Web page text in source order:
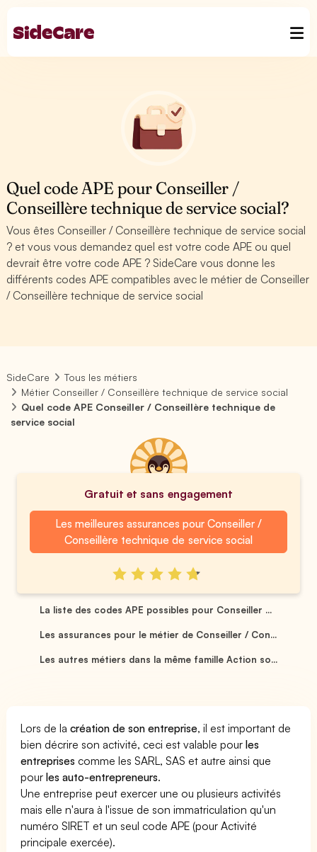
Quel code APE pour Conseiller /
Conseillère technique de service social?
Vous êtes Conseiller / Conseillère technique de service social
? et vous vous demandez quel est votre code APE ou quel
devrait être votre code APE ? SideCare vous donne les
différents codes APE compatibles avec le métier de Conseiller
/ Conseillère technique de service social
SideCare
Tous les métiers
Métier Conseiller / Conseillère technique de service social
Quel code APE Conseiller / Conseillère technique de
service social
Gratuit et sans engagement
Les meilleures assurances pour Conseiller /
Conseillère technique de service social
La liste des codes APE possibles pour Conseiller ...
Les assurances pour le métier de Conseiller / Con...
Les autres métiers dans la même famille Action so...
Lors de lacréation de son entreprise, il est important de
bien décrire son activité, ceci est valable pourles
entreprises comme les SARL, SAS et autre ainsi que
pourles auto-entrepreneurs.
Une entreprise peut exercer une ou plusieurs activités
mais elle n'aura à l'issue de son immatriculation qu'un
numéro SIRET et un seul code APE (pour Activité
principale exercée).